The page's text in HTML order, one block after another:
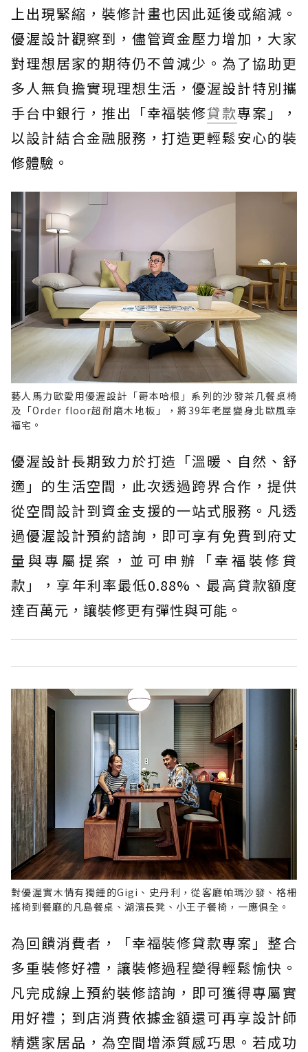
上出現緊縮，裝修計畫也因此延後或縮減。
優渥設計觀察到，儘管資金壓力增加，大家
對理想居家的期待仍不曾減少。為了協助更
多人無負擔實現理想生活，優渥設計特別攜
手台中銀行，推出「幸福裝修貸款專案」，
以設計結合金融服務，打造更輕鬆安心的裝
修體驗。
藝人馬力歐愛用優渥設計「哥本哈根」系列的沙發茶几餐桌椅
及「Order floor超耐磨木地板」，將39年老屋變身北歐風幸
福宅。
優渥設計長期致力於打造「溫暖、自然、舒
適」的生活空間，此次透過跨界合作，提供
從空間設計到資金支援的一站式服務。凡透
過優渥設計預約諮詢，即可享有免費到府丈
量與專屬提案，並可申辦「幸福裝修貸
款」，享年利率最低0.88%、最高貸款額度
達百萬元，讓裝修更有彈性與可能。
對優渥實木情有獨鍾的Gigi、史丹利，從客廳帕瑪沙發、格柵
搖椅到餐廳的凡島餐桌、湖濱長凳、小王子餐椅，一應俱全。
為回饋消費者，「幸福裝修貸款專案」整合
多重裝修好禮，讓裝修過程變得輕鬆愉快。
凡完成線上預約裝修諮詢，即可獲得專屬實
用好禮；到店消費依據金額還可再享設計師
精選家居品，為空間增添質感巧思。若成功